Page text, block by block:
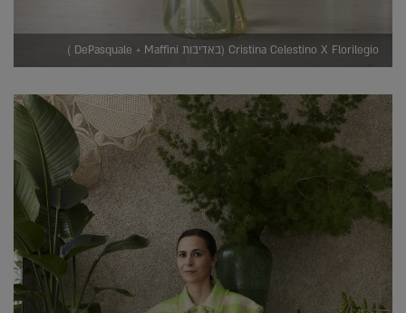
Cristina Celestino X Florilegio (באדיבות DePasquale + Maffini )